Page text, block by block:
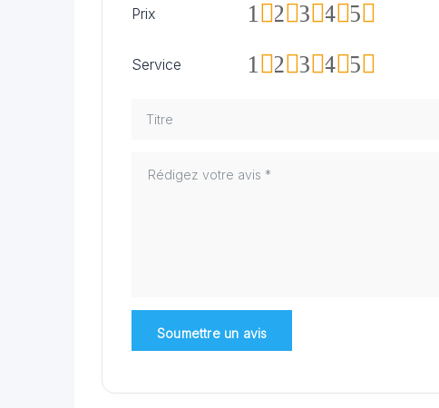
Prix 5
4
3
2
1
Service 5
4
3
2
1